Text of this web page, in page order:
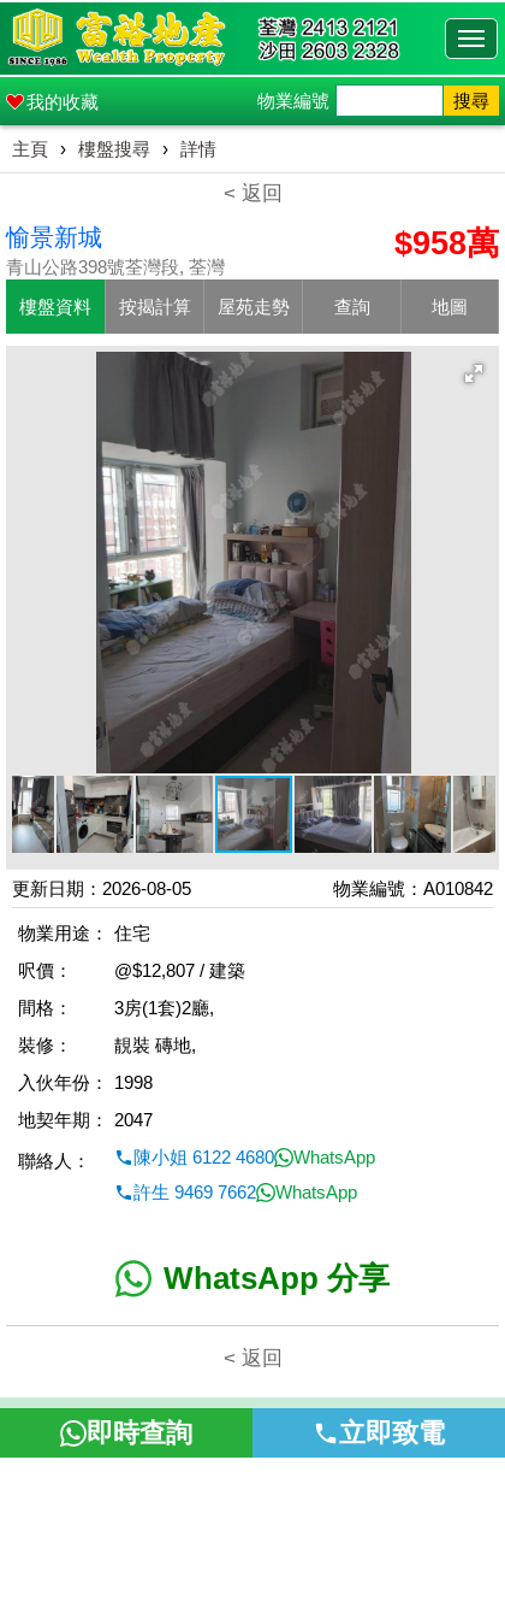
我的收藏 物業編號 搜尋
主頁 › 樓盤搜尋 › 詳情
< 返回
愉景新城
青山公路398號荃灣段, 荃灣
$958萬
樓盤資料 按揭計算 屋苑走勢 查詢 地圖
更新日期：2026-08-05 物業編號：A010842
物業用途：
住宅
呎價：
@$12,807 / 建築
間格：
3房(1套)2廳,
裝修：
靚裝 磚地,
入伙年份：
1998
地契年期：
2047
聯絡人：
陳小姐 6122 4680
WhatsApp
許生 9469 7662
WhatsApp
WhatsApp 分享
< 返回
即時查詢 立即致電
本網頁所提供資料僅作參考用途。若因錯漏而引致任何不便或損
失，富裕地產概不負責。